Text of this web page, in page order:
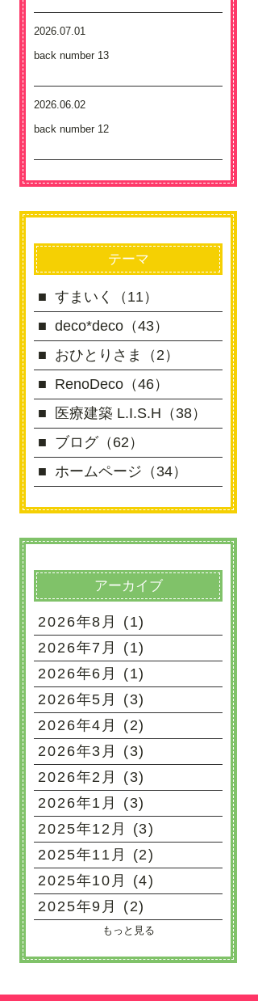
2026.07.01
back number 13
2026.06.02
back number 12
テーマ
すまいく（11）
deco*deco（43）
おひとりさま（2）
RenoDeco（46）
医療建築 L.I.S.H（38）
ブログ（62）
ホームページ（34）
アーカイブ
2026年8月 (1)
2026年7月 (1)
2026年6月 (1)
2026年5月 (3)
2026年4月 (2)
2026年3月 (3)
2026年2月 (3)
2026年1月 (3)
2025年12月 (3)
2025年11月 (2)
2025年10月 (4)
2025年9月 (2)
もっと見る